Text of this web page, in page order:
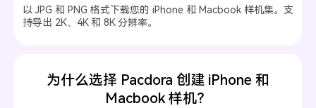
以 JPG 和 PNG 格式下载您的 iPhone 和 Macbook 样机集。支
持导出 2K、4K 和 8K 分辨率。
为什么选择 Pacdora 创建 iPhone 和
Macbook 样机？